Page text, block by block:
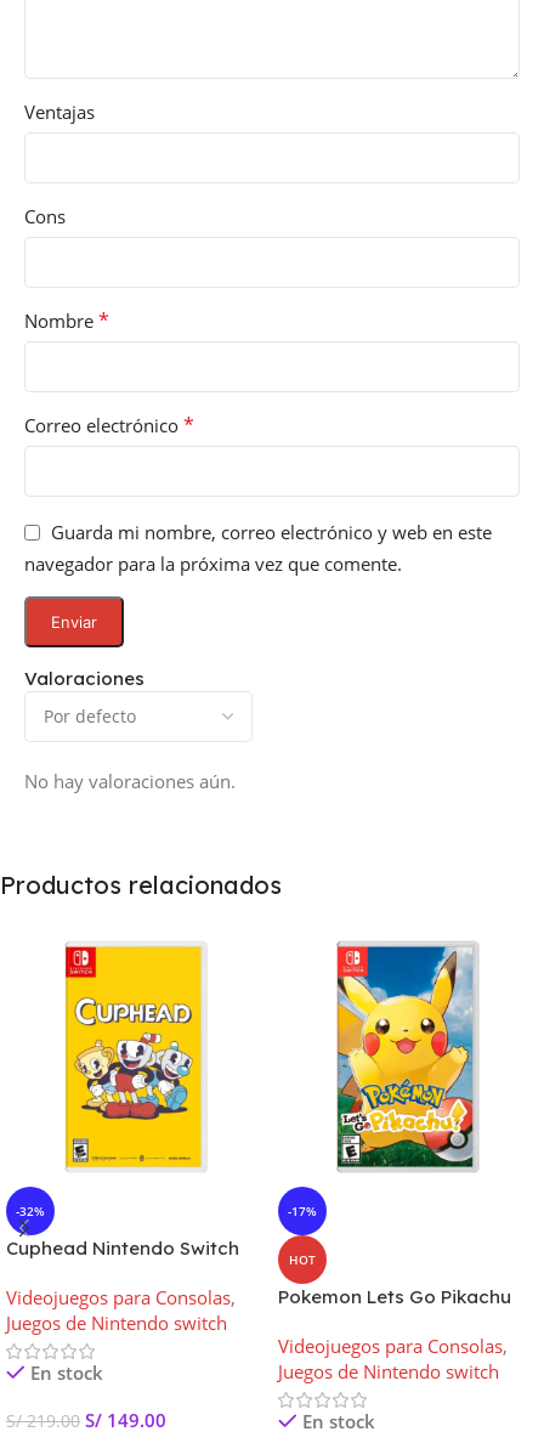
Valoraciones
No hay valoraciones aún.
Ventajas
Cons
Nombre *
Correo electrónico *
Guarda mi nombre, correo electrónico y web en este
navegador para la próxima vez que comente.
Productos relacionados
-32%
Cuphead Nintendo Switch
Videojuegos para Consolas,
Juegos de Nintendo switch
En stock
S/219.00 S/ 149.00
-17%
HOT
Pokemon Lets Go Pikachu
Videojuegos para Consolas,
Juegos de Nintendo switch
En stock